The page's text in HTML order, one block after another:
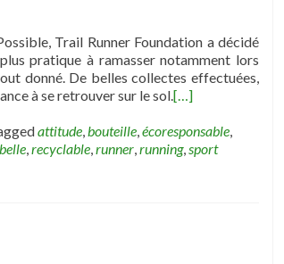
Trail Runner Foundation a décidé
pratique à ramasser notamment lors
donné. De belles collectes effectuées,
à se retrouver sur le sol.[…]
attitude,bouteille,écoresponsable,
,recyclable,runner,running,sport